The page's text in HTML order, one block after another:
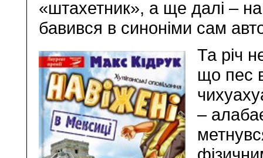
«штахетник», а ще далі –
бавився в синоніми сам
Та річ
що пес
–